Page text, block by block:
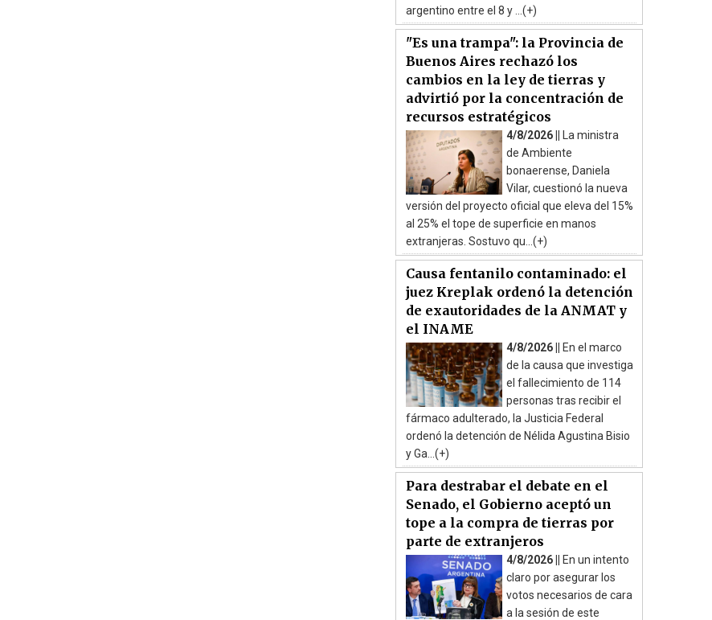
argentino entre el 8 y ...(+)
"Es una trampa": la Provincia de
Buenos Aires rechazó los
cambios en la ley de tierras y
advirtió por la concentración de
recursos estratégicos
4/8/2026 ||
La ministra
de Ambiente
bonaerense, Daniela
Vilar, cuestionó la nueva
versión del proyecto oficial que eleva del 15%
al 25% el tope de superficie en manos
extranjeras. Sostuvo qu...(+)
Causa fentanilo contaminado: el
juez Kreplak ordenó la detención
de exautoridades de la ANMAT y
el INAME
4/8/2026 ||
En el marco
de la causa que investiga
el fallecimiento de 114
personas tras recibir el
fármaco adulterado, la Justicia Federal
ordenó la detención de Nélida Agustina Bisio
y Ga...(+)
Para destrabar el debate en el
Senado, el Gobierno aceptó un
tope a la compra de tierras por
parte de extranjeros
4/8/2026 ||
En un intento
claro por asegurar los
votos necesarios de cara
a la sesión de este